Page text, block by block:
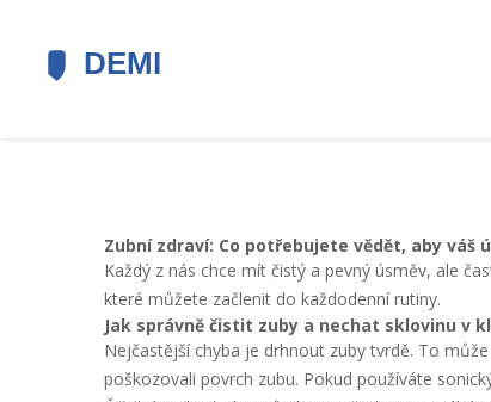
Zubní zdraví: Co potřebujete vědět, aby váš
Každý z nás chce mít čistý a pevný úsměv, ale
které můžete začlenit do každodenní rutiny.
Jak správně čistit zuby a nechat sklovinu v
Nejčastější chyba je drhnout zuby tvrdě. To
poškozovali povrch zubu. Pokud používáte